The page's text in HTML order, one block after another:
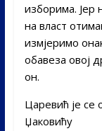
изборима. Јер
на власт
измјеримо
обавеза овој
он.
Царевић је се
Џаковићу